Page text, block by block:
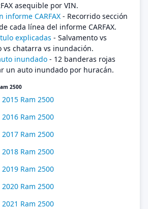
asequible por VIN.
informe CARFAX - Recorrido sección
cada línea del informe CARFAX.
explicadas - Salvamento vs
vs chatarra vs inundación.
inundado - 12 banderas rojas
un auto inundado por huracán.
2500
Ram 2500
Ram 2500
Ram 2500
Ram 2500
Ram 2500
Ram 2500
Ram 2500